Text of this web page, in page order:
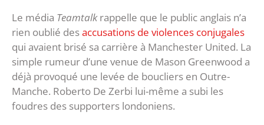
Le média Teamtalkrappelle que le public anglais n’a
rien oublié desaccusations de violences conjugales
qui avaient brisé sa carrière à Manchester United. La
simple rumeur d’une venue de Mason Greenwood a
déjà provoqué une levée de boucliers en Outre-
Manche. Roberto De Zerbi lui-même a subi les
foudres des supporters londoniens.